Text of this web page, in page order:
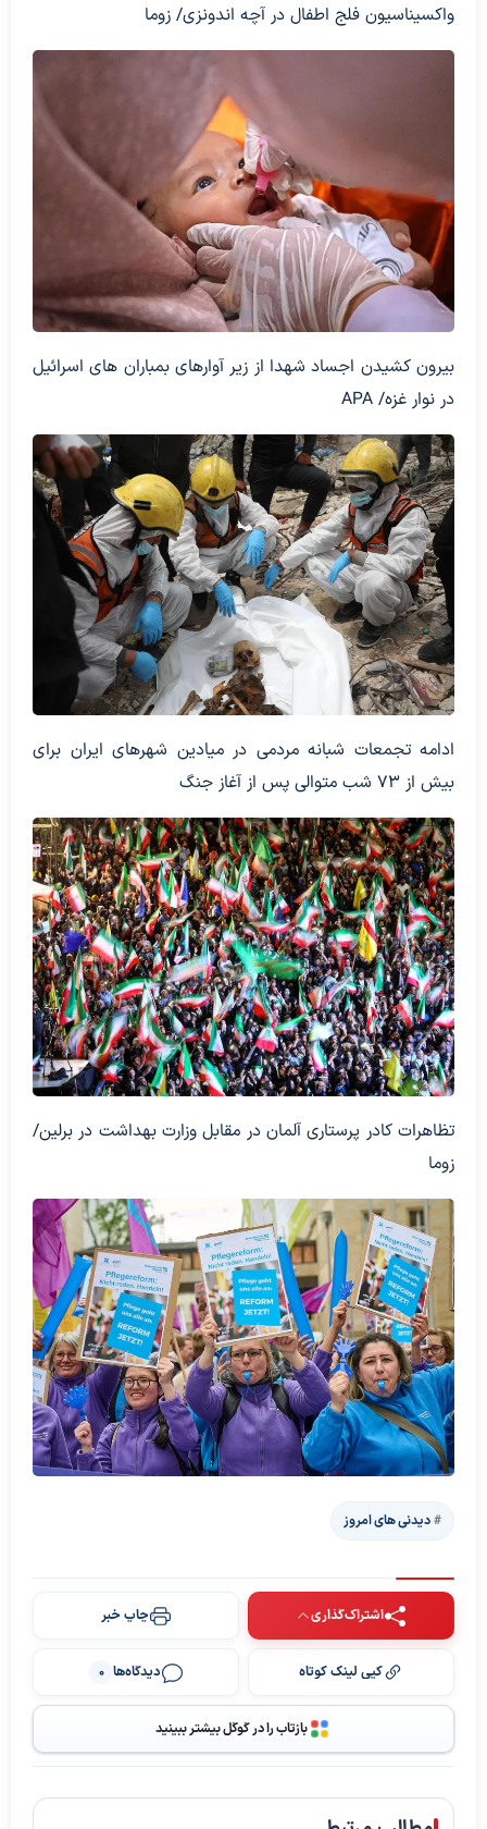
واکسیناسیون فلج اطفال در آچه اندونزی/ زوما
بیرون کشیدن اجساد شهدا از زیر آوارهای بمباران های اسرائیل
در نوار غزه/ APA
ادامه تجمعات شبانه مردمی در میادین شهرهای ایران برای
بیش از 73 شب متوالی پس از آغاز جنگ
تظاهرات کادر پرستاری آلمان در مقابل وزارت بهداشت در برلین/
زوما
دیدنی های امروز
اشتراک‌گذاری چاپ خبر
کپی لینک کوتاه دیدگاه‌ها 0
بازتاب را در گوگل بیشتر ببینید